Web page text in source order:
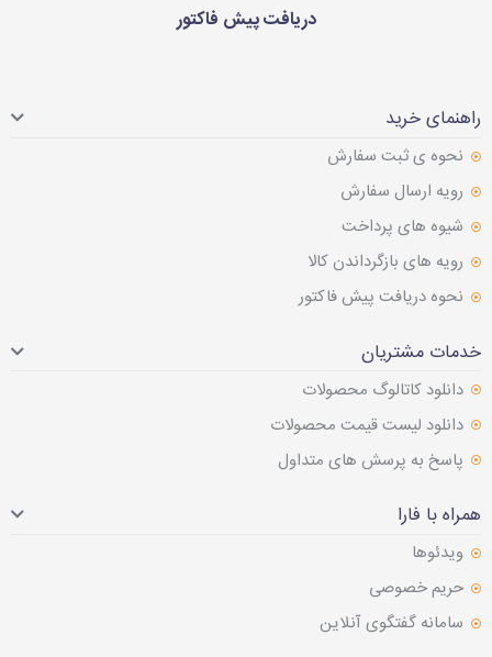
دریافت پیش فاکتور
راهنمای خرید
نحوه ی ثبت سفارش
رویه ارسال سفارش
شیوه های پرداخت
رویه های بازگرداندن کالا
نحوه دریافت پیش فاکتور
خدمات مشتریان
دانلود کاتالوگ محصولات
دانلود لیست قیمت محصولات
پاسخ به پرسش های متداول
همراه با فارا
ویدئوها
حریم خصوصی
سامانه گفتگوی آنلاین